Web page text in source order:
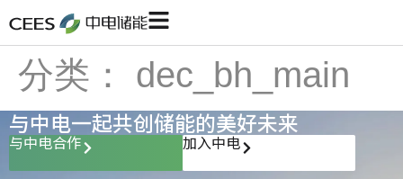
分类： dec_bh_main
与中电一起共创储能的美好未来
与中电合作 加入中电